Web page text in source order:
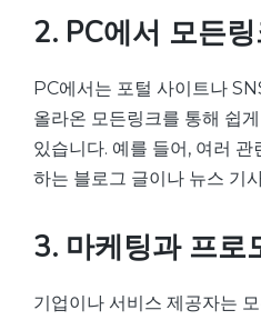
2. PC에서 모든
PC에서는 포털 사이트나
올라온 모든링크를 통해 쉽
있습니다. 예를 들어, 여러
하는 블로그 글이나 뉴스 기
3. 마케팅과 프로
기업이나 서비스 제공자는